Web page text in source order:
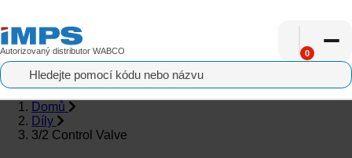
Autorizovaný distributor WABCO 0
Náhradní díly
Domů
Díly
3/2 Control Valve